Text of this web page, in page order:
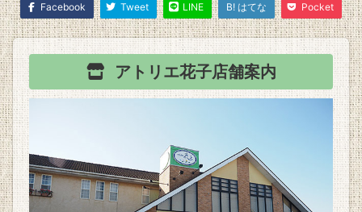
Facebook Tweet LINE B! はてな Pocket
アトリエ花子店舗案内